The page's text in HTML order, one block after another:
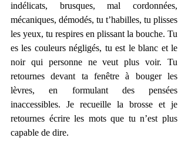
indélicats, brusques, mal cordonnées,
mécaniques, démodés, tu t’habilles, tu plisses
les yeux, tu respires en plissant la bouche. Tu
es les couleurs négligés, tu est le blanc et le
noir qui personne ne veut plus voir. Tu
retournes devant ta fenêtre à bouger les
lèvres, en formulant des pensées
inaccessibles. Je recueille la brosse et je
retournes écrire les mots que tu n’est plus
capable de dire.